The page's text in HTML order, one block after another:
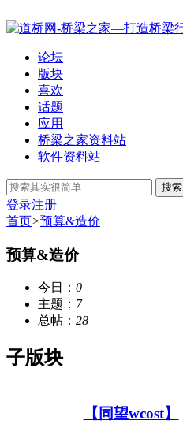
论坛
版块
喜欢
话题
应用
桥梁之家资料站
软件资料站
搜索
登录注册
首页>预算&造价
预算&造价
今日： 0
主题： 7
总帖： 28
子版块
【同望wcost】